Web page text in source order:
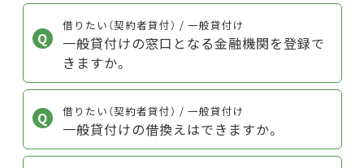
借りたい（契約者貸付） / 一般貸付け
一般貸付けの窓口となる金融機関を登録で
きますか。
借りたい（契約者貸付） / 一般貸付け
一般貸付けの借換えはできますか。